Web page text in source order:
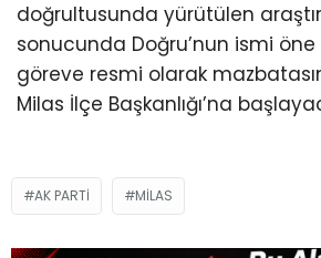
doğrultusunda yürütülen
sonucunda Doğru’nun ismi öne
göreve resmi olarak
Milas İlçe Başkanlığı’na
AK PARTI MILAS